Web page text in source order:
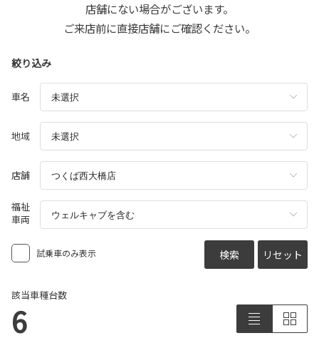
店舗にない場合がございます。
ご来店前に直接店舗にご確認ください。
絞り込み
車名
地域
店舗
福祉
車両
試乗車のみ表示 検索 リセット
該当車種台数
6